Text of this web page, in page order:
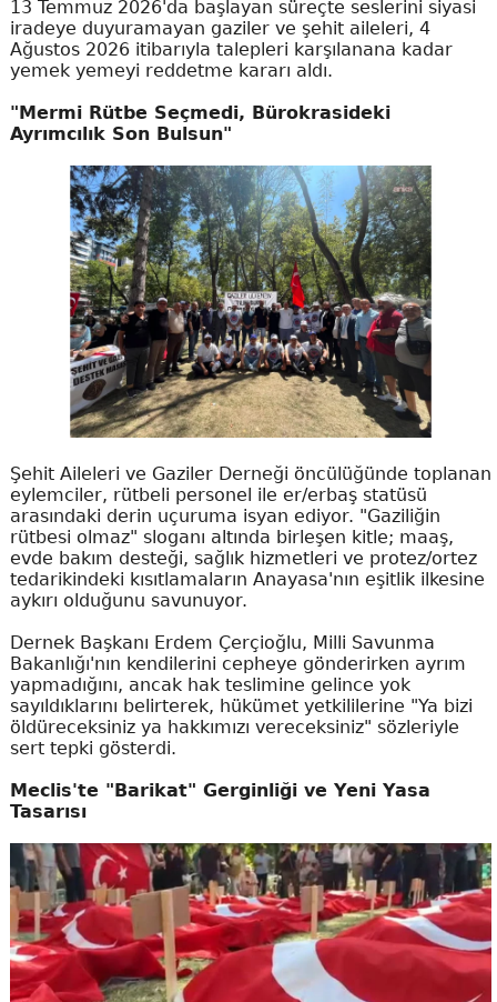
13 Temmuz 2026'da başlayan süreçte seslerini siyasi
iradeye duyuramayan gaziler ve şehit aileleri, 4
Ağustos 2026 itibarıyla talepleri karşılanana kadar
yemek yemeyi reddetme kararı aldı.
"Mermi Rütbe Seçmedi, Bürokrasideki
Ayrımcılık Son Bulsun"
Şehit Aileleri ve Gaziler Derneği öncülüğünde toplanan
eylemciler, rütbeli personel ile er/erbaş statüsü
arasındaki derin uçuruma isyan ediyor. "Gaziliğin
rütbesi olmaz" sloganı altında birleşen kitle; maaş,
evde bakım desteği, sağlık hizmetleri ve protez/ortez
tedarikindeki kısıtlamaların Anayasa'nın eşitlik ilkesine
aykırı olduğunu savunuyor.
Dernek Başkanı Erdem Çerçioğlu, Milli Savunma
Bakanlığı'nın kendilerini cepheye gönderirken ayrım
yapmadığını, ancak hak teslimine gelince yok
sayıldıklarını belirterek, hükümet yetkililerine "Ya bizi
öldüreceksiniz ya hakkımızı vereceksiniz" sözleriyle
sert tepki gösterdi.
Meclis'te "Barikat" Gerginliği ve Yeni Yasa
Tasarısı